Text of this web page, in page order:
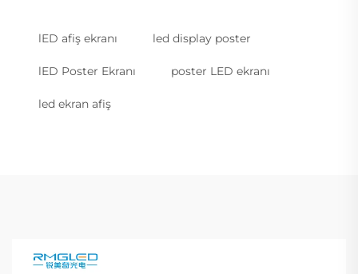
lED afiş ekranı led display poster
lED Poster Ekranı poster LED ekranı
led ekran afiş